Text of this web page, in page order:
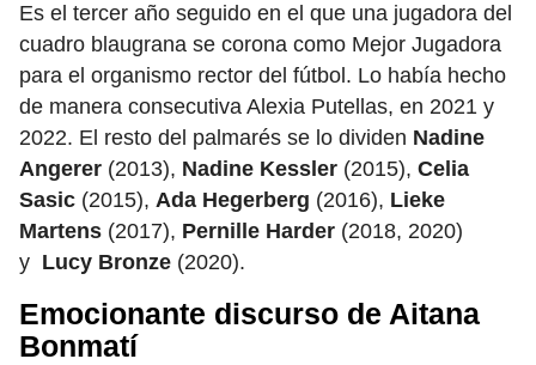
Es el tercer año seguido en el que una jugadora del
cuadro blaugrana se corona como Mejor Jugadora
para el organismo rector del fútbol. Lo había hecho
de manera consecutiva Alexia Putellas, en 2021 y
2022. El resto del palmarés se lo dividen Nadine
Angerer (2013), Nadine Kessler (2015), Celia
Sasic (2015), Ada Hegerberg (2016), Lieke
Martens (2017), Pernille Harder (2018, 2020)
y Lucy Bronze (2020).
Emocionante discurso de Aitana
Bonmatí